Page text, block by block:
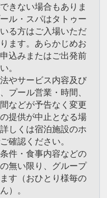
きない場合もありま
ル・スパはタトゥー
る方はご入場いただ
ます。あらかじめお
込みまたはご出発前
。
やサービス内容及び
プール営業・時間、
などが予告なく変更
提供が中止となる場
しくは宿泊施設のホ
確認ください。
件・食事内容などの
無い限り、グループ
す（おひとり様毎の
）。